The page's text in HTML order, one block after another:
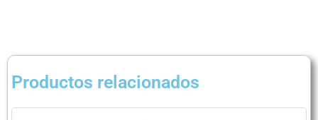
Productos relacionados